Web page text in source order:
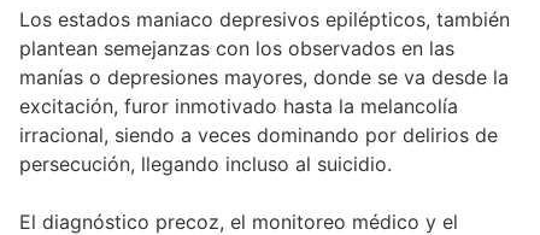
Los estados maniaco depresivos epilépticos, también
plantean semejanzas con los observados en las
manías o depresiones mayores, donde se va desde la
excitación, furor inmotivado hasta la melancolía
irracional, siendo a veces dominando por delirios de
persecución, llegando incluso al suicidio.
El diagnóstico precoz, el monitoreo médico y el